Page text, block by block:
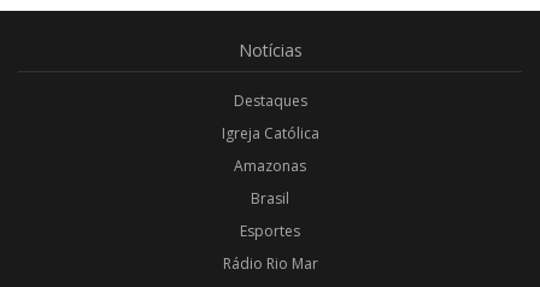
Notícias
Destaques
Igreja Católica
Amazonas
Brasil
Esportes
Rádio Rio Mar